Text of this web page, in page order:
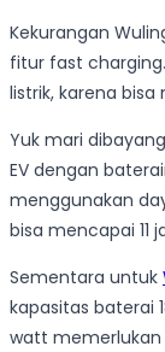
Kekurangan
fitur fast
listrik, karena
Yuk mari
EV dengan
menggunakan
bisa mencapai 11
Sementara untuk
kapasitas baterai
watt memerlukan